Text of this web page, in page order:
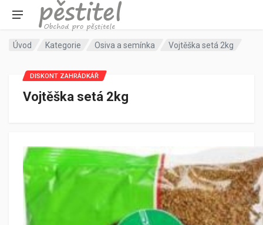
Úvod Kategorie Osiva a semínka Vojtěška setá 2kg
Vojtěška setá 2kg
DISKONT ZAHRÁDKÁŘ